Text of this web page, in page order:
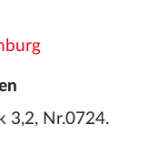
3,2, Nr.0724.